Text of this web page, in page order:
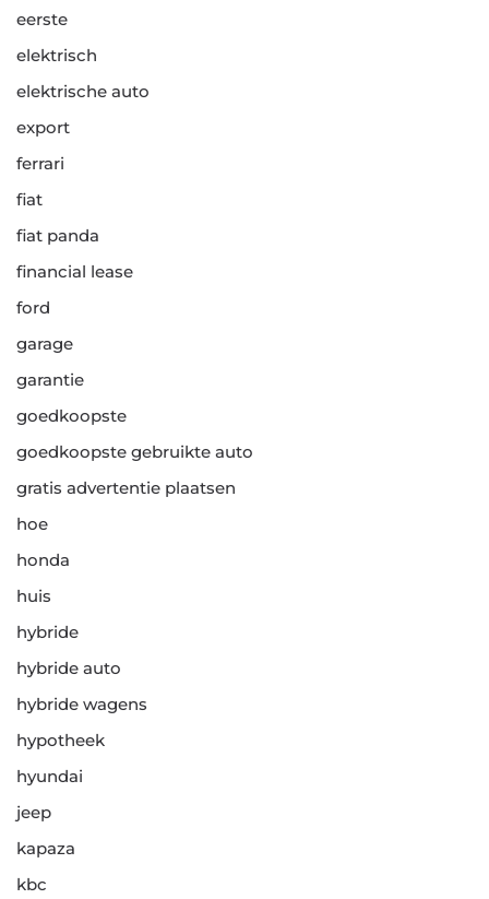
eerste
elektrisch
elektrische auto
export
ferrari
fiat
fiat panda
financial lease
ford
garage
garantie
goedkoopste
goedkoopste gebruikte auto
gratis advertentie plaatsen
hoe
honda
huis
hybride
hybride auto
hybride wagens
hypotheek
hyundai
jeep
kapaza
kbc